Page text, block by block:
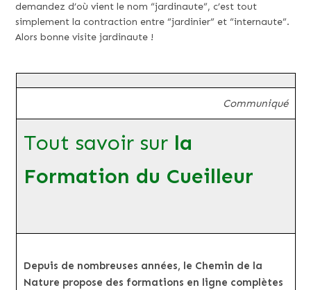
demandez d’où vient le nom “jardinaute”, c’est tout
simplement la contraction entre “jardinier” et “internaute”.
Alors bonne visite jardinaute !
Communiqué
Tout savoir sur la
Formation du Cueilleur
Depuis de nombreuses années, le Chemin de la
Nature propose des formations en ligne complètes